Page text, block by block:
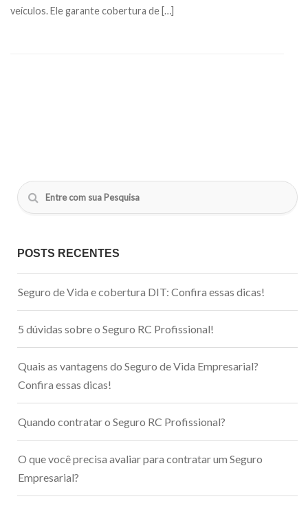
veículos. Ele garante cobertura de […]
POSTS RECENTES
Seguro de Vida e cobertura DIT: Confira essas dicas!
5 dúvidas sobre o Seguro RC Profissional!
Quais as vantagens do Seguro de Vida Empresarial?
Confira essas dicas!
Quando contratar o Seguro RC Profissional?
O que você precisa avaliar para contratar um Seguro
Empresarial?